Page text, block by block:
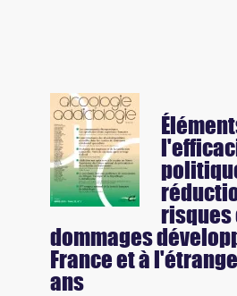
risques
dommages
France et à
ans